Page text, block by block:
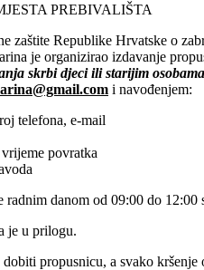
PREBIVALIŠTA
zaštite Republike Hrvatske o
je organizirao izdavanje
skrbi djeci ili starijim
i navođenjem:
telefona, e-mail
povratka
radnim danom od 09:00 do
je u prilogu.
propusnicu, a svako kršenje